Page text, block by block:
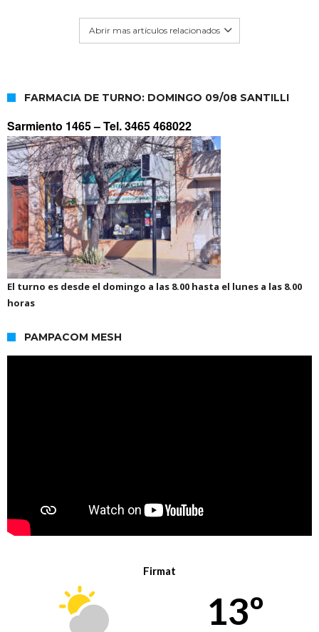
Abrir mas artículos relacionados
FARMACIA DE TURNO: DOMINGO 09/08 SANTILLI
Sarmiento 1465 –Tel. 3465 468022
El turno es desde el domingo a las 8.00 hasta el lunes a las 8.00
horas
PAMPACOM MESH
Firmat
13º